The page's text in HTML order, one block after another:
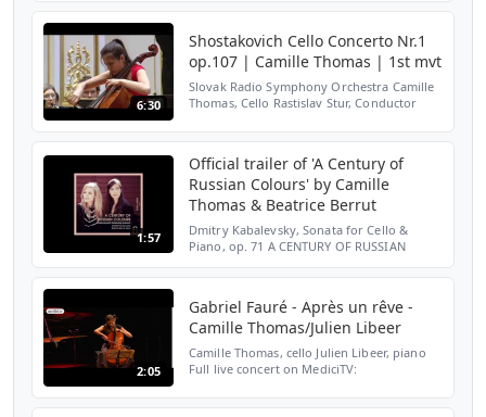
6:30
Shostakovich Cello Concerto Nr.1
op.107 | Camille Thomas | 1st mvt
Slovak Radio Symphony Orchestra Camille
Thomas, Cello Rastislav Stur, Conductor
1:57
Official trailer of 'A Century of
Russian Colours' by Camille
Thomas & Beatrice Berrut
Dmitry Kabalevsky, Sonata for Cello &
Piano, op. 71 A CENTURY OF RUSSIAN
2:05
Gabriel Fauré - Après un rêve -
Camille Thomas/Julien Libeer
Camille Thomas, cello Julien Libeer, piano
Full live concert on MediciTV: